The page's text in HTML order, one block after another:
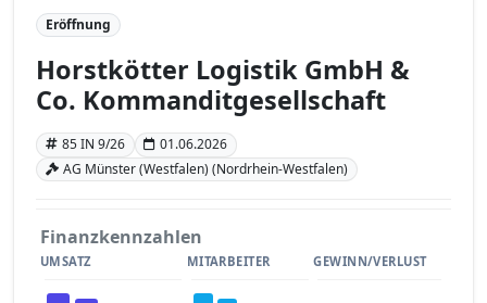
Eröffnung
Horstkötter Logistik GmbH &
Co. Kommanditgesellschaft
85 IN 9/26
01.06.2026
AG Münster (Westfalen) (Nordrhein-Westfalen)
Finanzkennzahlen
UMSATZ MITARBEITER GEWINN/VERLUST